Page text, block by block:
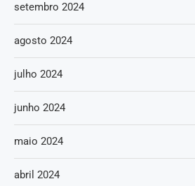
setembro 2024
agosto 2024
julho 2024
junho 2024
maio 2024
abril 2024